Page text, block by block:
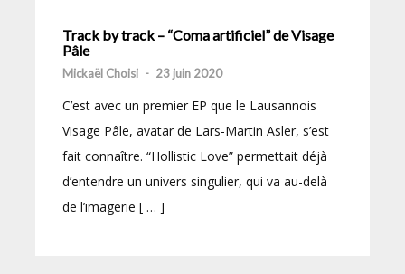
Track by track – “Coma artificiel” de Visage
Pâle
Mickaël Choisi - 23 juin 2020
C’est avec un premier EP que le Lausannois
Visage Pâle, avatar de Lars-Martin Asler, s’est
fait connaître. “Hollistic Love” permettait déjà
d’entendre un univers singulier, qui va au-delà
de l’imagerie [ … ]